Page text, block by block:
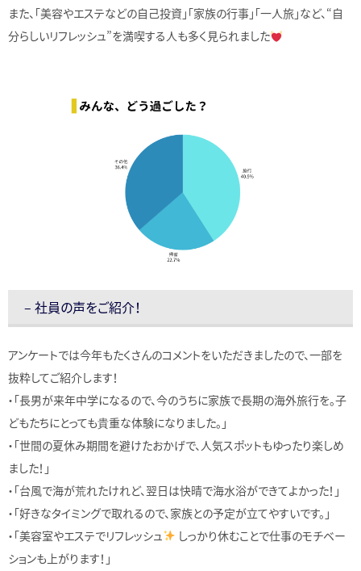
また、「美容やエステなどの自己投資」「家族の行事」「一人旅」など、“自
分らしいリフレッシュ”を満喫する人も多く見られました
– 社員の声をご紹介！
アンケートでは今年もたくさんのコメントをいただきましたので、一部を
抜粋してご紹介します！
・「長男が来年中学になるので、今のうちに家族で長期の海外旅行を。子
どもたちにとっても貴重な体験になりました。」
・「世間の夏休み期間を避けたおかげで、人気スポットもゆったり楽しめ
ました！」
・「台風で海が荒れたけれど、翌日は快晴で海水浴ができてよかった！」
・「好きなタイミングで取れるので、家族との予定が立てやすいです。」
・「美容室やエステでリフレッシュ
しっかり休むことで仕事のモチベー
ションも上がります！」